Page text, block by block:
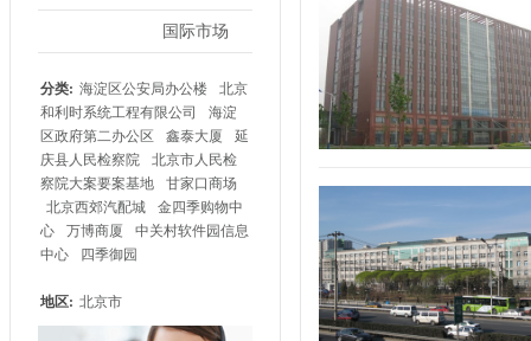
国际市场
分类: 海淀区公安局办公楼
北京
和利时系统工程有限公司
海淀
区政府第二办公区
鑫泰大厦
延
庆县人民检察院
北京市人民检
察院大案要案基地
甘家口商场
北京西郊汽配城
金四季购物中
心
万博商厦
中关村软件园信息
中心
四季御园
地区: 北京市